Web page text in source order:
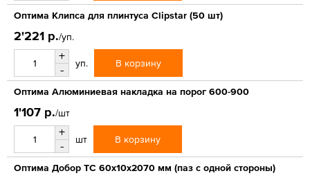
Оптима Клипса для плинтуса Clipstar (50 шт)
2'221 р./уп.
+
-
уп. В корзину
Оптима Алюминиевая накладка на порог 600-900
1'107 р./шт
+
-
шт В корзину
Оптима Добор ТС 60х10х2070 мм (паз с одной стороны)